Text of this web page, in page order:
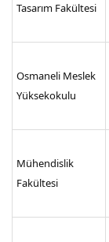
Tasarım Fakültesi
Osmaneli Meslek
Yüksekokulu
Mühendislik
Fakültesi